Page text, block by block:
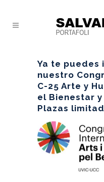
Ya te puedes
nuestro
C-25 Arte y
el Bienestar
Plazas